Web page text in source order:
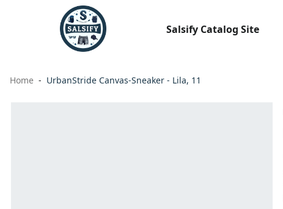
Salsify Catalog Site
Home UrbanStride Canvas-Sneaker - Lila, 11